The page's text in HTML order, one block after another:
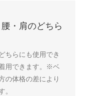
・肩のどちら
ちらにも使用でき
用できます。※ベ
の体格の差により
。